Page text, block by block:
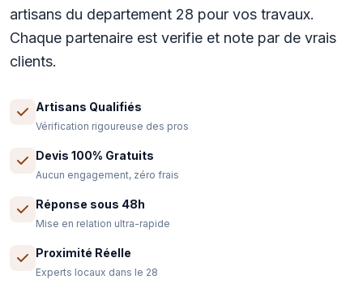
artisans du departement 28 pour vos travaux.
Chaque partenaire est verifie et note par de vrais
clients.
Artisans Qualifiés
Vérification rigoureuse des pros
Devis 100% Gratuits
Aucun engagement, zéro frais
Réponse sous 48h
Mise en relation ultra-rapide
Proximité Réelle
Experts locaux dans le 28